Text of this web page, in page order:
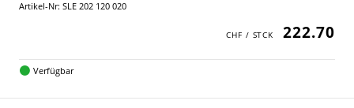
Artikel-Nr: SLE 202 120 020
222.70
Verfügbar